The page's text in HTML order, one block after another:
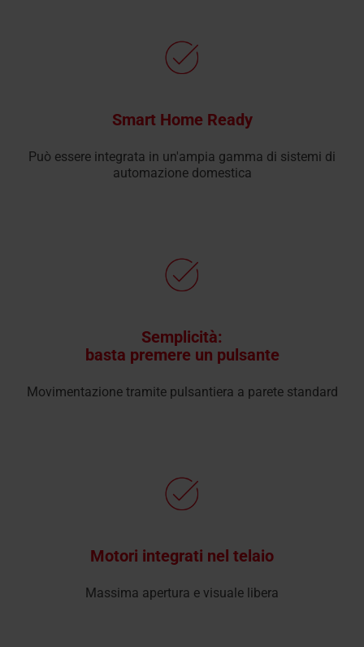
Smart Home Ready
Può essere integrata in un'ampia gamma di sistemi di
automazione domestica
Semplicità:
basta premere un pulsante
Movimentazione tramite pulsantiera a parete standard
Motori integrati nel telaio
Massima apertura e visuale libera